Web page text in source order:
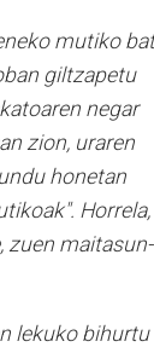
mutiko bat
giltzapetu
negar
zion, uraren
honetan
Horrela,
zuen maitasun-
lekuko bihurtu